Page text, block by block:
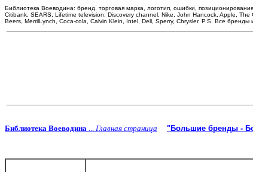
Библиотека Воеводина: бренд, торговая марка, логотип, ошибки,
Citibank, SEARS, Lifetime television, Discovery channel, Nike, John Hancock, Apple,
Beers, MerrilLynch, Coca-cola, Calvin Klein, Intel, Dell, Sperry, Chrysler. P.S. Все
Библиотека Воеводина ... Главная страница "Большие бренды -